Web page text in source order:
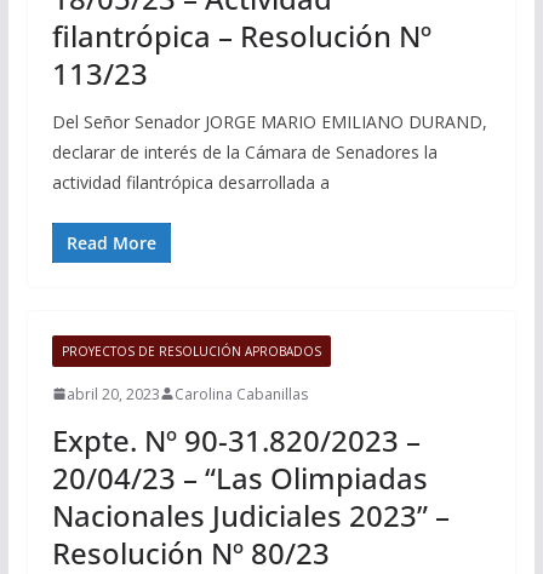
filantrópica – Resolución Nº
113/23
Del Señor Senador JORGE MARIO EMILIANO DURAND,
declarar de interés de la Cámara de Senadores la
actividad filantrópica desarrollada a
Read More
PROYECTOS DE RESOLUCIÓN APROBADOS
abril 20, 2023 Carolina Cabanillas
Expte. Nº 90-31.820/2023 –
20/04/23 – “Las Olimpiadas
Nacionales Judiciales 2023” –
Resolución Nº 80/23